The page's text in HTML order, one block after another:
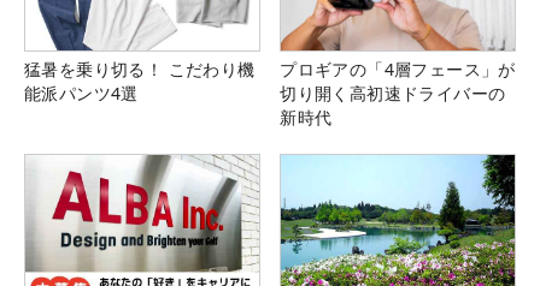
猛暑を乗り切る！ こだわり機
能派パンツ4選
プロギアの「4層フェース」が
切り開く高初速ドライバーの
新時代